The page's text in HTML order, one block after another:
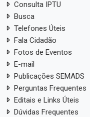
Consulta IPTU
Busca
Telefones Úteis
Fala Cidadão
Fotos de Eventos
E-mail
Publicações SEMADS
Perguntas Frequentes
Editais e Links Úteis
Dúvidas Frequentes